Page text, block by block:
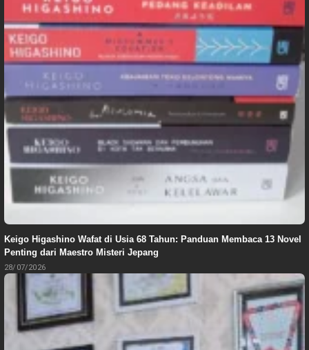
Keigo Higashino Wafat di Usia 68 Tahun: Panduan Membaca 13 Novel
Penting dari Maestro Misteri Jepang
28/07/2026